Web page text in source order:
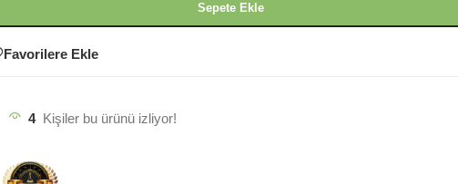
Sepete Ekle
Favorilere Ekle
4 Kişiler bu ürünü izliyor!